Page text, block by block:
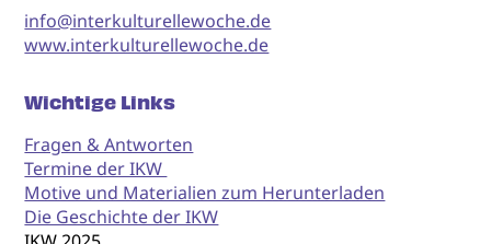
info@interkulturellewoche.de
www.interkulturellewoche.de
Wichtige Links
Fragen & Antworten
Termine der IKW
Motive und Materialien zum Herunterladen
Die Geschichte der IKW